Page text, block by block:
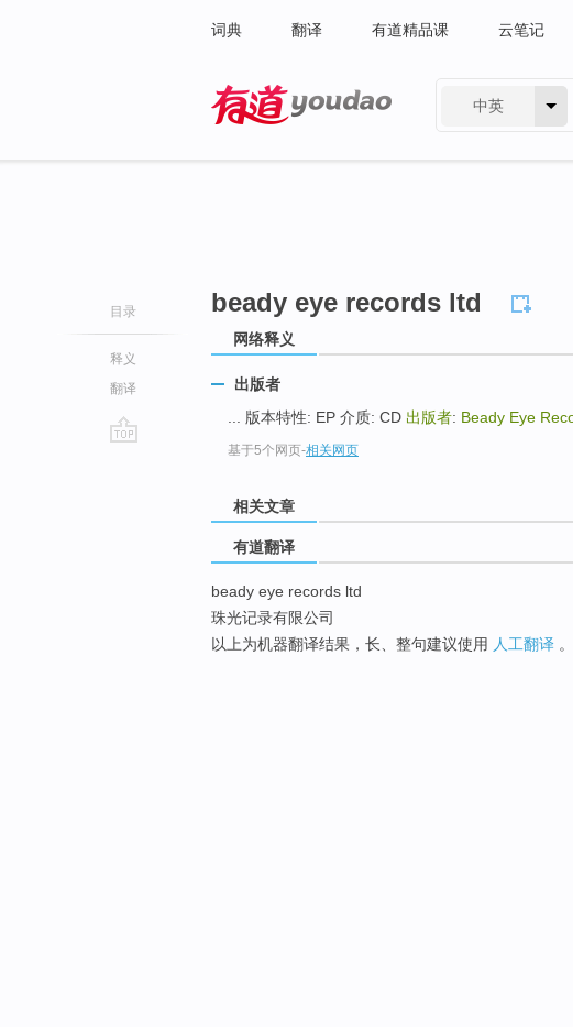
词典 翻译 有道精品课 云笔记
中英
目录
释义
翻译
beady eye records ltd
网络释义
出版者
... 版本特性: EP 介质: CD 出版者: Beady Eye
基于5个网页-相关网页
相关文章
有道翻译
beady eye records ltd
珠光记录有限公司
以上为机器翻译结果，长、整句建议使用 人工翻译 。